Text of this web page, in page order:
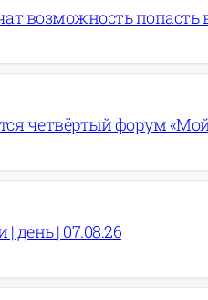
возможность
четвёртый форум
день | 07.08.26